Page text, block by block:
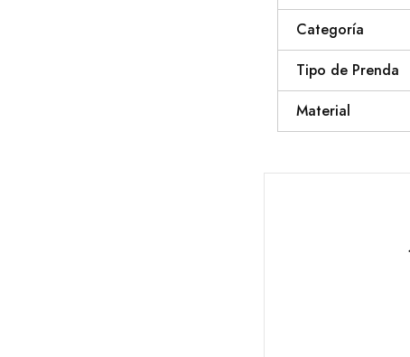
Categoría
Tipo de Prenda
Material